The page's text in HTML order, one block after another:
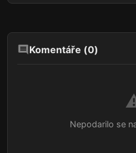
Komentáře (0)
Nepodarilo se